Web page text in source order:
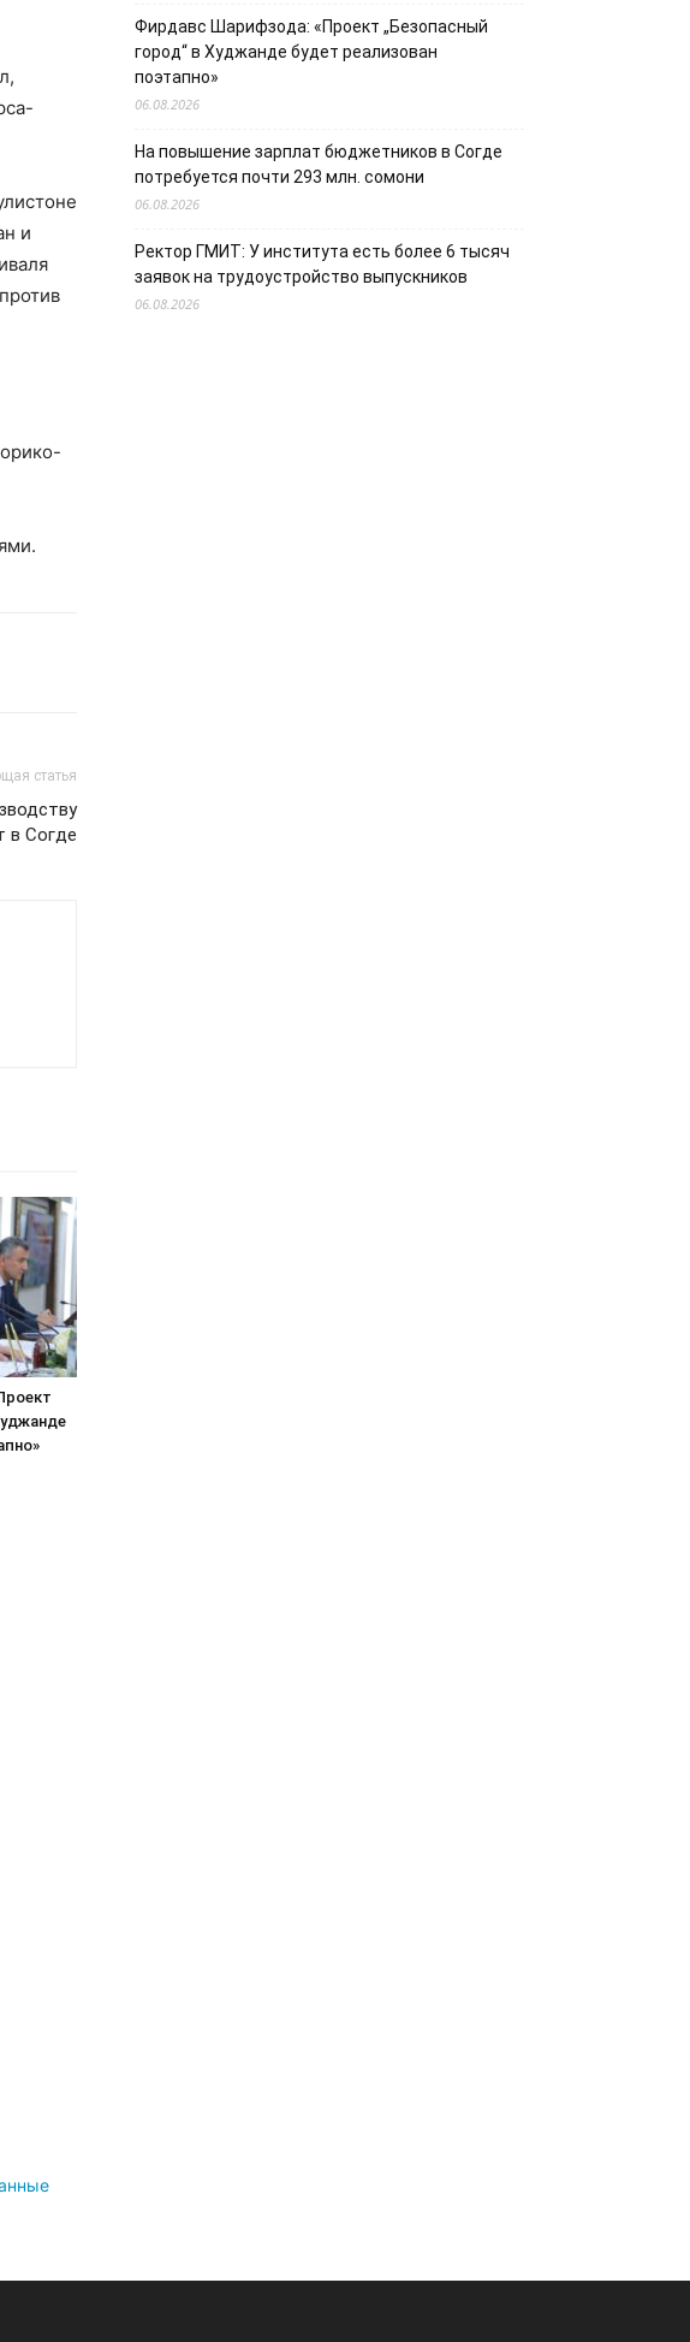
и
статья
в Согде
Фирдавс Шарифзода: «Проект „Безопасный
город“ в Худжанде будет реализован
поэтапно»
06.08.2026
На повышение зарплат бюджетников в Согде
потребуется почти 293 млн. сомони
06.08.2026
Ректор ГМИТ: У института есть более 6 тысяч
заявок на трудоустройство выпускников
06.08.2026